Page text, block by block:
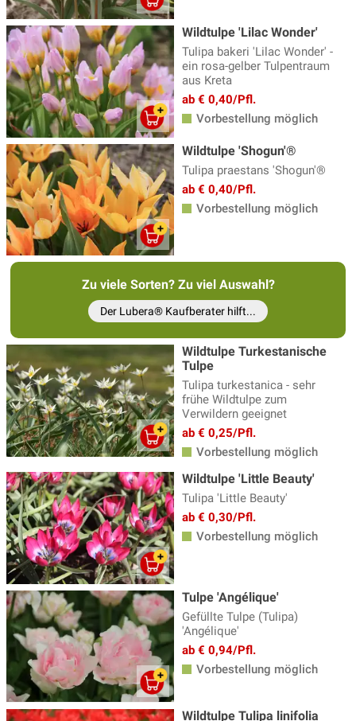
Wildtulpe 'Lilac Wonder'
Tulipa bakeri 'Lilac Wonder' -
ein rosa-gelber Tulpentraum
aus Kreta
ab € 0,40/Pfl.
Vorbestellung möglich
Wildtulpe 'Shogun'®
Tulipa praestans 'Shogun'®
ab € 0,40/Pfl.
Vorbestellung möglich
Zu viele Sorten? Zu viel Auswahl?
Der Lubera® Kaufberater hilft...
Wildtulpe Turkestanische
Tulpe
Tulipa turkestanica - sehr
frühe Wildtulpe zum
Verwildern geeignet
ab € 0,25/Pfl.
Vorbestellung möglich
Wildtulpe 'Little Beauty'
Tulipa 'Little Beauty'
ab € 0,30/Pfl.
Vorbestellung möglich
Tulpe 'Angélique'
Gefüllte Tulpe (Tulipa)
'Angélique'
ab € 0,94/Pfl.
Vorbestellung möglich
Wildtulpe Tulipa linifolia